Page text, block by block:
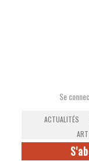
Se
ACTUALITÉS